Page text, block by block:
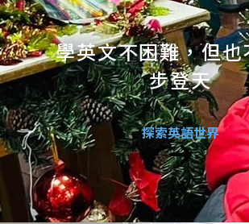
學英文不困難，但
步登天
探索英語世界